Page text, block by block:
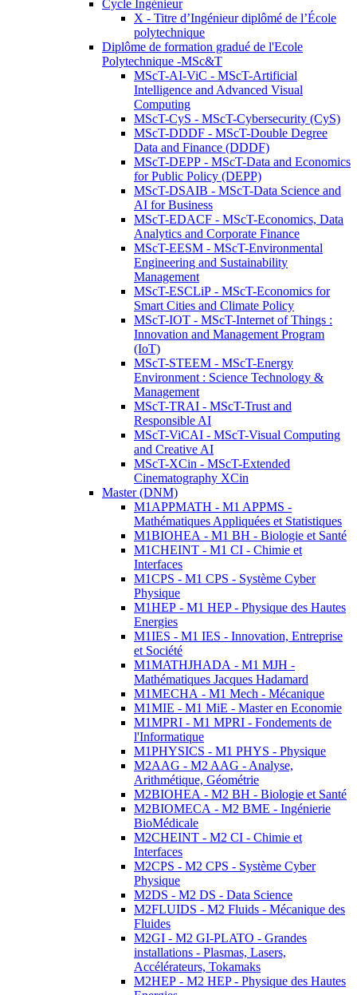
Cycle Ingénieur
X - Titre d’Ingénieur diplômé de l’École
polytechnique
Diplôme de formation gradué de l'Ecole
Polytechnique -MSc&T
MScT-AI-ViC - MScT-Artificial
Intelligence and Advanced Visual
Computing
MScT-CyS - MScT-Cybersecurity (CyS)
MScT-DDDF - MScT-Double Degree
Data and Finance (DDDF)
MScT-DEPP - MScT-Data and Economics
for Public Policy (DEPP)
MScT-DSAIB - MScT-Data Science and
AI for Business
MScT-EDACF - MScT-Economics, Data
Analytics and Corporate Finance
MScT-EESM - MScT-Environmental
Engineering and Sustainability
Management
MScT-ESCLiP - MScT-Economics for
Smart Cities and Climate Policy
MScT-IOT - MScT-Internet of Things :
Innovation and Management Program
(IoT)
MScT-STEEM - MScT-Energy
Environment : Science Technology &
Management
MScT-TRAI - MScT-Trust and
Responsible AI
MScT-ViCAI - MScT-Visual Computing
and Creative AI
MScT-XCin - MScT-Extended
Cinematography XCin
Master (DNM)
M1APPMATH - M1 APPMS -
Mathématiques Appliquées et Statistiques
M1BIOHEA - M1 BH - Biologie et Santé
M1CHEINT - M1 CI - Chimie et
Interfaces
M1CPS - M1 CPS - Système Cyber
Physique
M1HEP - M1 HEP - Physique des Hautes
Energies
M1IES - M1 IES - Innovation, Entreprise
et Société
M1MATHJHADA - M1 MJH -
Mathématiques Jacques Hadamard
M1MECHA - M1 Mech - Mécanique
M1MIE - M1 MiE - Master en Economie
M1MPRI - M1 MPRI - Fondements de
l'Informatique
M1PHYSICS - M1 PHYS - Physique
M2AAG - M2 AAG - Analyse,
Arithmétique, Géométrie
M2BIOHEA - M2 BH - Biologie et Santé
M2BIOMECA - M2 BME - Ingénierie
BioMédicale
M2CHEINT - M2 CI - Chimie et
Interfaces
M2CPS - M2 CPS - Système Cyber
Physique
M2DS - M2 DS - Data Science
M2FLUIDS - M2 Fluids - Mécanique des
Fluides
M2GI - M2 GI-PLATO - Grandes
installations - Plasmas, Lasers,
Accélérateurs, Tokamaks
M2HEP - M2 HEP - Physique des Hautes